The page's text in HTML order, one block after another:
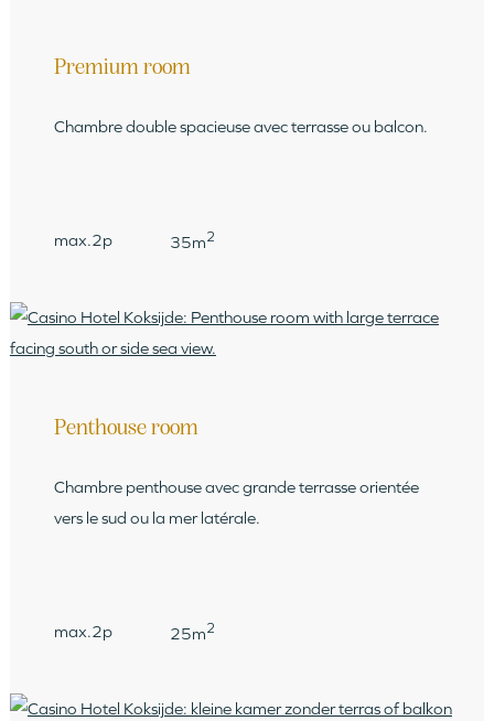
Premium room
Chambre double spacieuse avec terrasse ou balcon.
max.2p 35m2
Penthouse room
Chambre penthouse avec grande terrasse orientée
vers le sud ou la mer latérale.
max.2p 25m2